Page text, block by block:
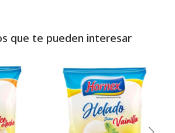
que te pueden interesar